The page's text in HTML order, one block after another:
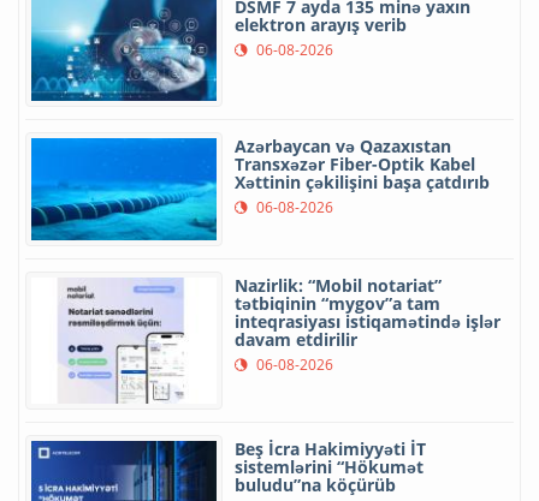
DSMF 7 ayda 135 minə yaxın
elektron arayış verib
06-08-2026
Azərbaycan və Qazaxıstan
Transxəzər Fiber-Optik Kabel
Xəttinin çəkilişini başa çatdırıb
06-08-2026
Nazirlik: “Mobil notariat”
tətbiqinin “mygov”a tam
inteqrasiyası istiqamətində işlər
davam etdirilir
06-08-2026
Beş İcra Hakimiyyəti İT
sistemlərini “Hökumət
buludu”na köçürüb